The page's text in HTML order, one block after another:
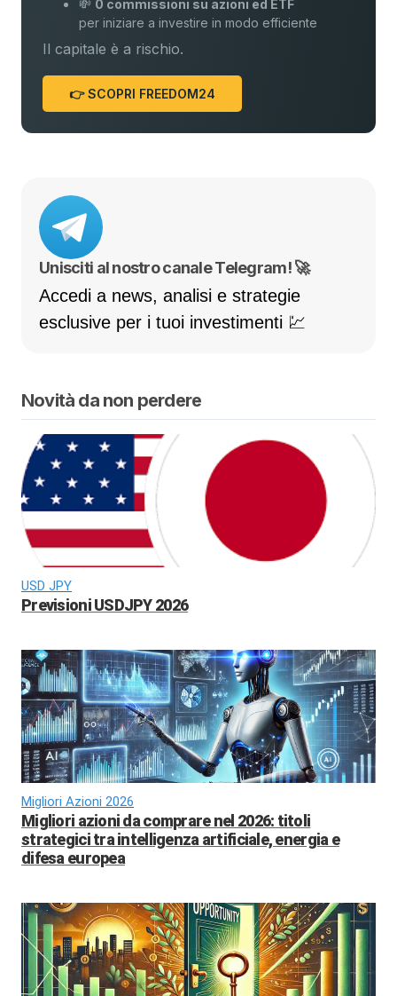
💸 0 commissioni su azioni ed ETF
per iniziare a investire in modo efficiente
Il capitale è a rischio.
👉 SCOPRI FREEDOM24
Unisciti al nostro canale Telegram! 🚀
Accedi a news, analisi e strategie
esclusive per i tuoi investimenti 💹
Novità da non perdere
USD JPY
Previsioni USDJPY 2026
Migliori Azioni 2026
Migliori azioni da comprare nel 2026: titoli
strategici tra intelligenza artificiale, energia e
difesa europea